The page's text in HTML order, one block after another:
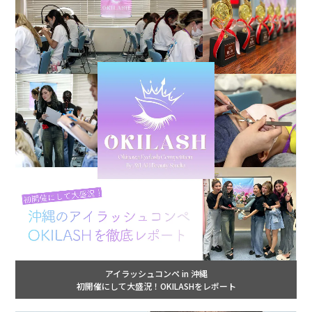
アイラッシュコンペ in 沖縄
初開催にして大盛況！OKILASHをレポート